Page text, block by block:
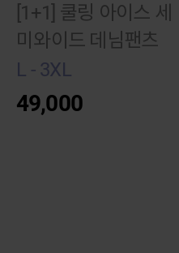
[1+1] 쿨링 아이스 세
미와이드 데님팬츠
L - 3XL
49,000